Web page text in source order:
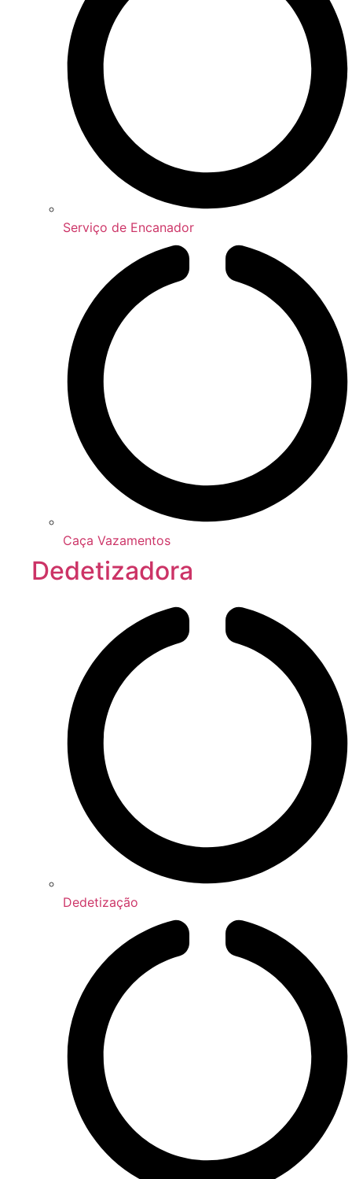
Serviço de Encanador
Caça Vazamentos
Dedetizadora
Dedetização